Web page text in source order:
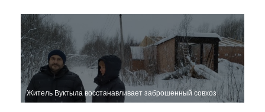
Житель Вуктыла восстанавливает заброшенный совхоз